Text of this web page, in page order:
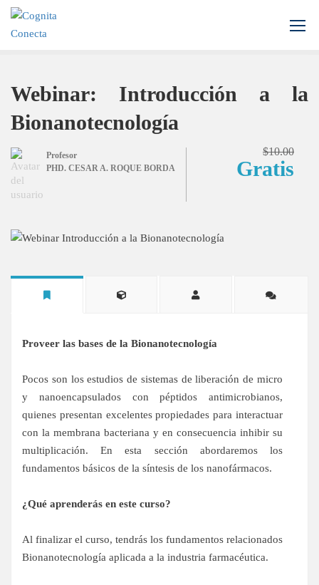
Inicio
Webinar: Introducción a la Bionanotecnología
Webinar: Introducción a la
Bionanotecnología
Profesor
PHD. CESAR A. ROQUE BORDA
$10.00
Gratis
Proveer las bases de la Bionanotecnología
Pocos son los estudios de sistemas de liberación de micro
y nanoencapsulados con péptidos antimicrobianos,
quienes presentan excelentes propiedades para interactuar
con la membrana bacteriana y en consecuencia inhibir su
multiplicación. En esta sección abordaremos los
fundamentos básicos de la síntesis de los nanofármacos.
¿Qué aprenderás en este curso?
Al finalizar el curso, tendrás los fundamentos relacionados
Bionanotecnología aplicada a la industria farmacéutica.